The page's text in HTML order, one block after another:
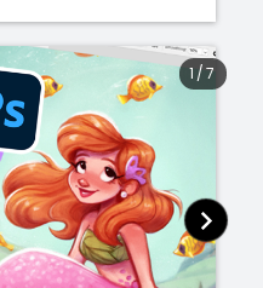
1 /7